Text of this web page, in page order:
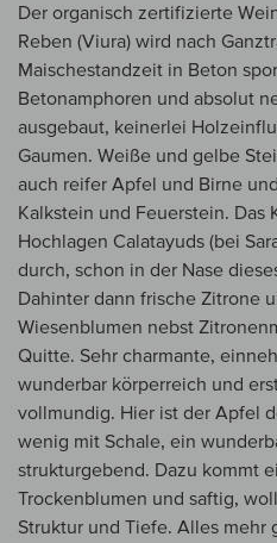
Der organisch zertifizierte
Reben (Viura) wird nach
Maischestandzeit in Beton
Betonamphoren und absolut
ausgebaut, keinerlei
Gaumen. Weiße und gelbe
auch reifer Apfel und Birne
Kalkstein und Feuerstein. Das
Hochlagen Calatayuds (bei
durch, schon in der Nase
Dahinter dann frische Zitrone
Wiesenblumen nebst
Quitte. Sehr charmante,
wunderbar körperreich und
vollmundig. Hier ist der Apfel
wenig mit Schale, ein
strukturgebend. Dazu kommt
Trockenblumen und saftig,
Struktur und Tiefe. Alles mehr